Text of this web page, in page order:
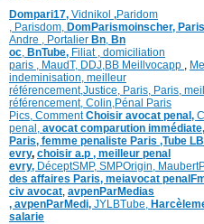
Dompari17, Vidnikol ,Paridom
, Parisdom, DomParismoinscher,
Andre , Portalier Bn, Bn
oc, BnTube, Filiat, domiciliation
paris , MaudT, DDJ,BB Meillvocapp ,
indeminisation, meilleur
référencement,Justice, Paris, Paris,
référencement, Colin,Pénal Paris
Pics, CommentChoisir avocat penal,
penal, avocat comparution immédiate,
Paris, femme penaliste Paris ,Tube
evry, choisir a.p , meilleur penal
evry, DéceptSMP, SMPOrigin,
des affaires Paris, meiavocat
civ avocat, avpenParMedias
, avpenParMedi, JYLBTube,
salarie